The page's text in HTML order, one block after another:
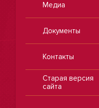
Медиа
Документы
Контакты
Старая версия
сайта